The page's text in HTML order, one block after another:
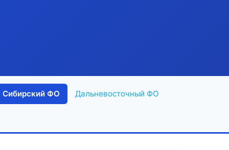
Сибирский ФО Дальневосточный ФО